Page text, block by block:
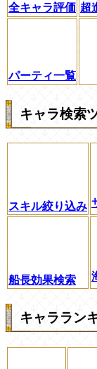
全キャラ評価 超
パーティ一覧
キャラ検索
スキル絞り込み
船長効果検索
キャララン